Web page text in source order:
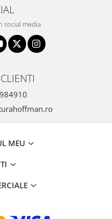
social media
MEU